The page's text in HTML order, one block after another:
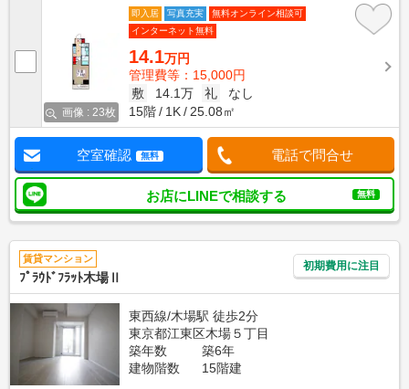
画像 : 23枚
即入居 写真充実
無料オンライン相談可
インターネット無料
14.1万円
管理費等：15,000円
敷
14.1万 礼
なし
15階
1K 25.08㎡
空室確認 無料 電話で問合せ
お店にLINEで相談する 無料
賃貸マンション
ﾌﾟﾗｳﾄﾞﾌﾗｯﾄ木場Ⅱ
初期費用に注目
東西線/木場駅 徒歩2分
東京都江東区木場５丁目
築年数
築6年
建物階数
15階建